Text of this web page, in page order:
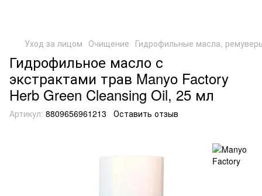
Уход за лицом Очищение Гидрофильные масла,
Гидрофильное масло с
экстрактами трав Manyo Factory
Herb Green Cleansing Oil, 25 мл
Артикул: 8809656961213 Оставить отзыв